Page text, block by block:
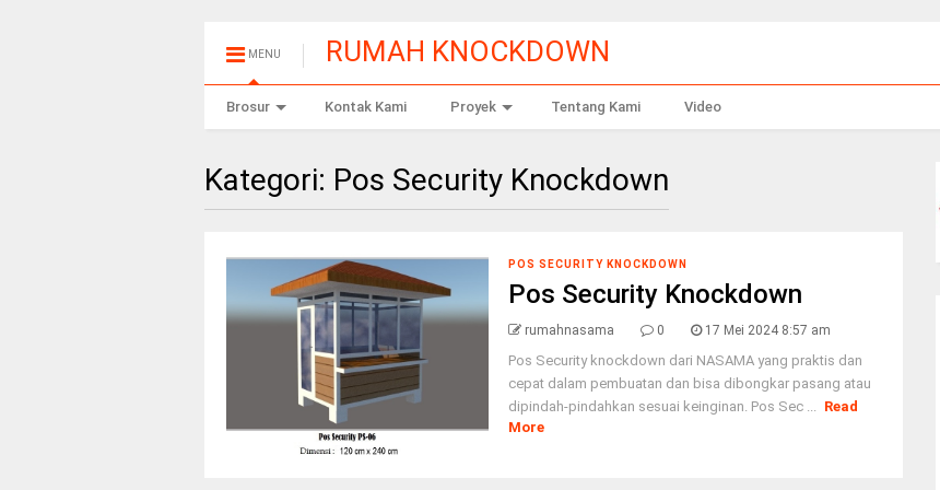
MENU RUMAH KNOCKDOWN
Brosur Kontak Kami Proyek Tentang Kami Video
Kategori: Pos Security Knockdown
POS SECURITY KNOCKDOWN
Pos Security Knockdown
rumahnasama 0 17 Mei 2024 8:57 am
Pos Security knockdown dari NASAMA yang praktis dan
cepat dalam pembuatan dan bisa dibongkar pasang atau
dipindah-pindahkan sesuai keinginan. Pos Sec ... Read
More